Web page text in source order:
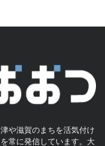
や滋賀のまちを活気付け
常に発信しています。大